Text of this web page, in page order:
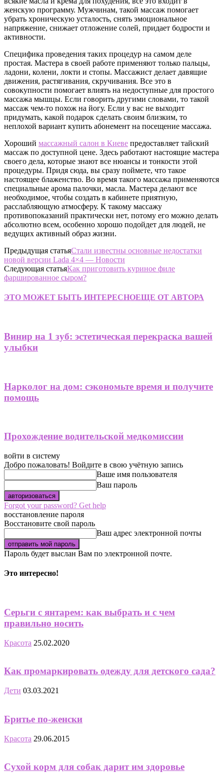
женскую программу. Мужчинам, такой массаж помогает
убрать хроническую усталость, снять эмоциональное
напряжение, снижает отложение солей, придает бодрости и
активности.
Специфика проведения таких процедур на самом деле
простая. Мастера в своей работе применяют только пальцы,
ладони, колени, локти и стопы. Массажист делает давящие
движения, растягивания, скручивания. Все это в
совокупности помогает влиять на недоступные для простого
массажа мышцы. Если говорить другими словами, то такой
массаж чем-то похож на йогу. Если у вас не выходит
придумать, какой подарок сделать своим близким, то
неплохой вариант купить абонемент на посещение массажа.
Хороший массажный салон в Киеве предоставляет тайский
массаж по доступной цене. Здесь работают настоящие мастера
своего дела, которые знают все нюансы и тонкости этой
процедуры. Придя сюда, вы сразу поймете, что такое
настоящее блаженство. Во время такого массажа применяются
специальные арома палочки, масла. Мастера делают все
необходимое, чтобы создать в кабинете приятную,
расслабляющую атмосферу. К такому массажу
противопоказаний практически нет, потому его можно делать
абсолютно всем, особенно хорошо подойдет для людей, не
ведущих активный образ жизни.
Предыдущая статьяСтали известны основные недостатки
новой версии Lada 4×4 — Новости
Следующая статьяКак приготовить куриное филе
фаршированное сыром?
ЭТО МОЖЕТ БЫТЬ ИНТЕРЕСНОЕЩЕ ОТ АВТОРА
Винир на 1 зуб: эстетическая перекраска вашей
улыбки
Нарколог на дом: сэкономьте время и получите
помощь
Прохождение водительской медкомиссии
войти в систему
Добро пожаловать! Войдите в свою учётную запись
Ваше имя пользователя
Ваш пароль
Forgot your password? Get help
восстановление пароля
Восстановите свой пароль
Ваш адрес электронной почты
Пароль будет выслан Вам по электронной почте.
Это интересно!
Серьги с янтарем: как выбрать и с чем
правильно носить
Красота 25.02.2020
Как промаркировать одежду для детского сада?
Дети 03.03.2021
Бритье по-женски
Красота 29.06.2015
Сухой корм для собак дарит им здоровье